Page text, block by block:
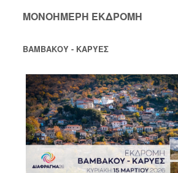
ΜΟΝΟΗΜΕΡΗ ΕΚΔΡΟΜΗ
ΒΑΜΒΑΚΟΥ - ΚΑΡΥΕΣ